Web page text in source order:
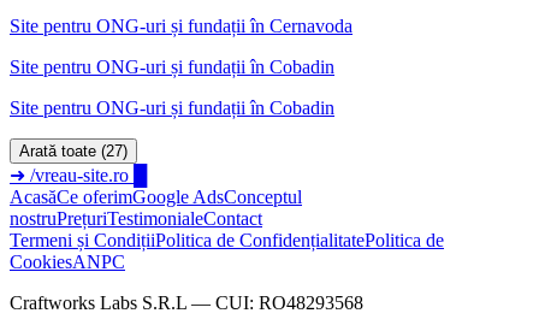
Site pentru ONG-uri și fundații în Cernavoda
Site pentru ONG-uri și fundații în Cobadin
Site pentru ONG-uri și fundații în Cobadin
Arată toate (27)
➜ /vreau-site.ro
AcasăCe oferimGoogle AdsConceptul
nostruPrețuriTestimonialeContact
Termeni și CondițiiPolitica de ConfidențialitatePolitica de
CookiesANPC
Craftworks Labs S.R.L — CUI: RO48293568